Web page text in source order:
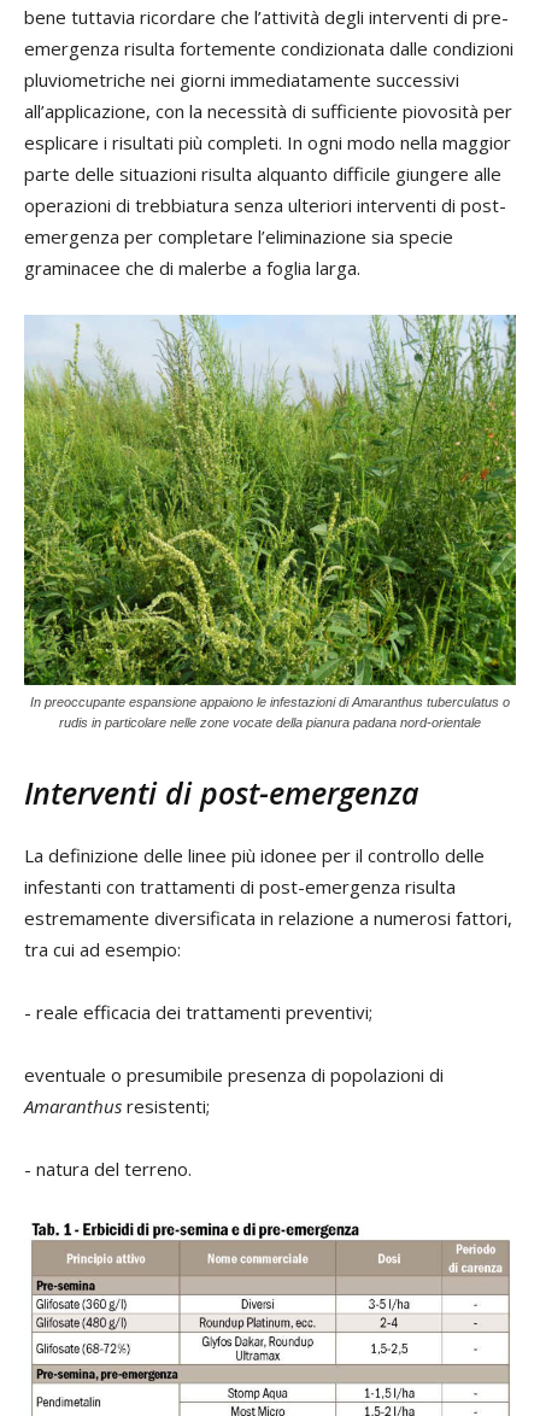
bene tuttavia ricordare che l’attività degli interventi di pre-
emergenza risulta fortemente condizionata dalle condizioni
pluviometriche nei giorni immediatamente successivi
all’applicazione, con la necessità di sufficiente piovosità per
esplicare i risultati più completi. In ogni modo nella maggior
parte delle situazioni risulta alquanto difficile giungere alle
operazioni di trebbiatura senza ulteriori interventi di post-
emergenza per completare l’eliminazione sia specie
graminacee che di malerbe a foglia larga.
In preoccupante espansione appaiono le infestazioni di Amaranthus tuberculatus o
rudis in particolare nelle zone vocate della pianura padana nord-orientale
Interventi di post-emergenza
La definizione delle linee più idonee per il controllo delle
infestanti con trattamenti di post-emergenza risulta
estremamente diversificata in relazione a numerosi fattori,
tra cui ad esempio:
- reale efficacia dei trattamenti preventivi;
eventuale o presumibile presenza di popolazioni di
Amaranthus resistenti;
- natura del terreno.